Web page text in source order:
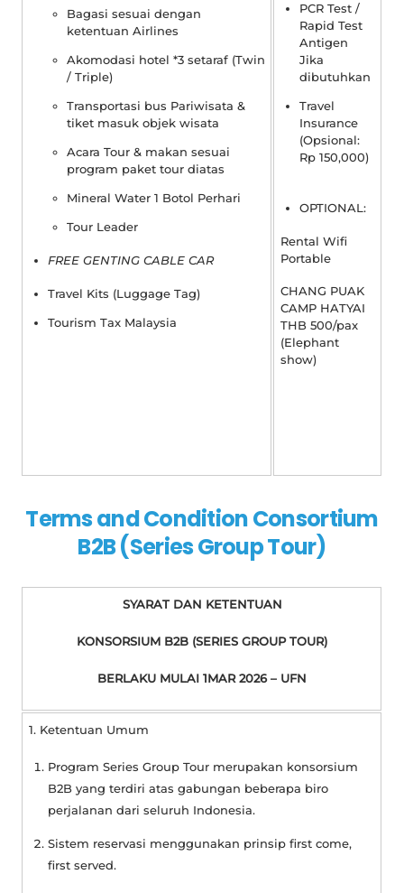
Bagasi sesuai dengan
ketentuan Airlines
Akomodasi hotel *3 setaraf (Twin
/ Triple)
Transportasi bus Pariwisata &
tiket masuk objek wisata
Acara Tour & makan sesuai
program paket tour diatas
Mineral Water 1 Botol Perhari
Tour Leader
FREE GENTING CABLE CAR
Travel Kits (Luggage Tag)
Tourism Tax Malaysia
PCR Test /
Rapid Test
Antigen
Jika
dibutuhkan
Travel
Insurance
(Opsional:
Rp 150,000)
OPTIONAL:
Rental Wifi
Portable
CHANG PUAK
CAMP HATYAI
THB 500/pax
(Elephant
show)
Terms and Condition Consortium
B2B (Series Group Tour)
SYARAT DAN KETENTUAN
KONSORSIUM B2B (SERIES GROUP TOUR)
BERLAKU MULAI 1MAR 2026 – UFN
1. Ketentuan Umum
Program Series Group Tour merupakan konsorsium
B2B yang terdiri atas gabungan beberapa biro
perjalanan dari seluruh Indonesia.
Sistem reservasi menggunakan prinsipfirst come,
first served.